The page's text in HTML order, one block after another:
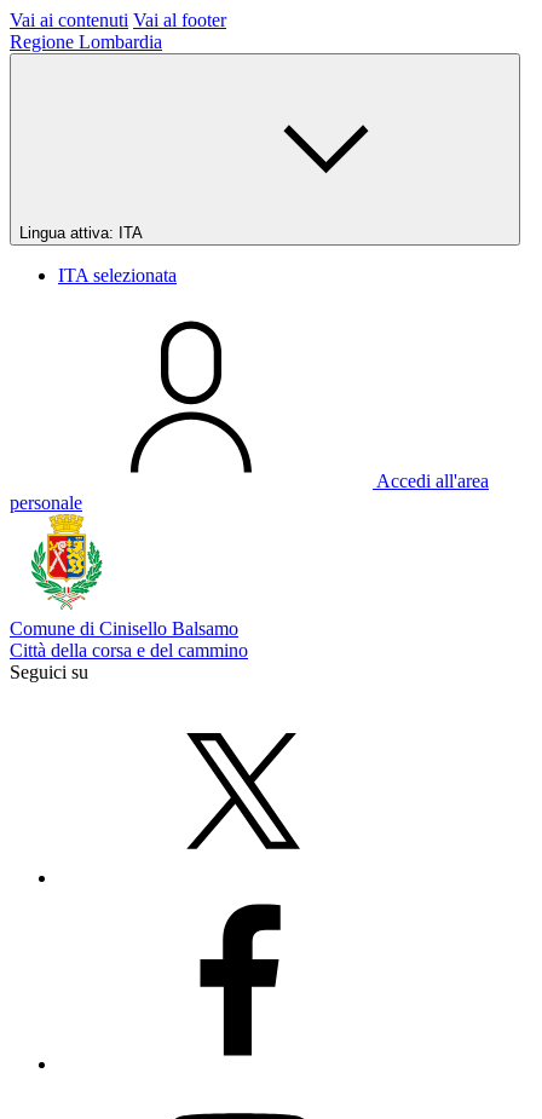
Vai ai contenuti Vai al footer
Regione Lombardia
Lingua attiva: ITA
ITA selezionata
Accedi all'area
personale
Comune di Cinisello Balsamo
Città della corsa e del cammino
Seguici su